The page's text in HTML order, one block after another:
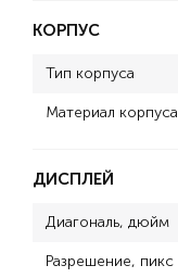
КОРПУС
Тип корпуса
Материал корпуса
ДИСПЛЕЙ
Диагональ, дюйм
Разрешение, пикс